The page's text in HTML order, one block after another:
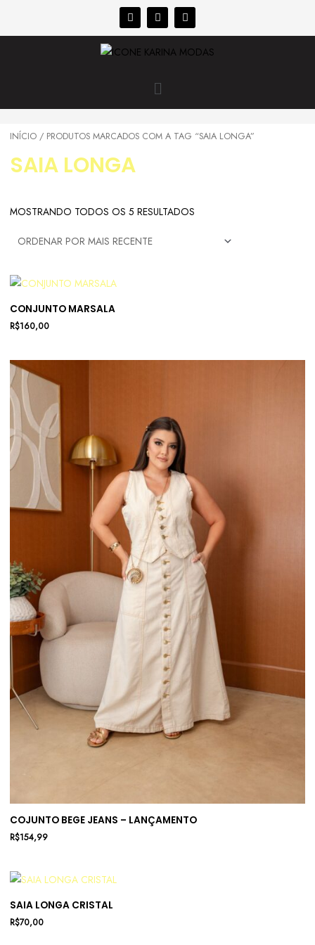
INÍCIO/ PRODUTOS MARCADOS COM A TAG “SAIA LONGA”
SAIA LONGA
MOSTRANDO TODOS OS 5 RESULTADOS
CONJUNTO MARSALA
R$160,00
COJUNTO BEGE JEANS – LANÇAMENTO
R$154,99
SAIA LONGA CRISTAL
R$70,00